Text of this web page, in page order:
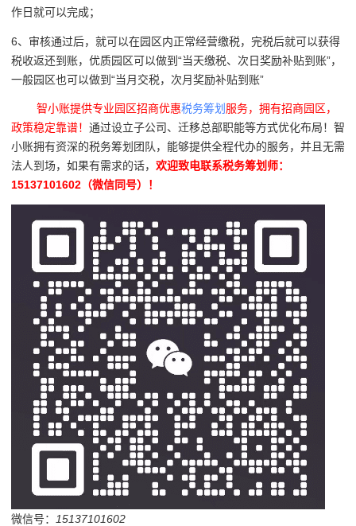
作日就可以完成；
6、审核通过后，就可以在园区内正常经营缴税，完税后就可以获得
税收返还到账，优质园区可以做到“当天缴税、次日奖励补贴到账”，
一般园区也可以做到“当月交税，次月奖励补贴到账”
智小账提供专业园区招商优惠税务筹划 服务，拥有招商园区，
政策稳定靠谱！ 通过设立子公司、迁移总部职能等方式优化布局！智
小账拥有资深的税务筹划团队，能够提供全程代办的服务，并且无需
法人到场，如果有需求的话， 欢迎致电联系税务筹划师：
15137101602（微信同号）！
微信号：
15137101602